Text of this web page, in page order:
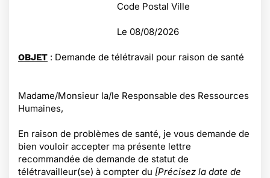
Code Postal Ville
Le 08/08/2026
OBJET : Demande de télétravail pour raison de santé
Madame/Monsieur la/le Responsable des Ressources
Humaines,
En raison de problèmes de santé, je vous demande de
bien vouloir accepter ma présente lettre
recommandée de demande de statut de
télétravailleur(se) à compter du [Précisez la date de